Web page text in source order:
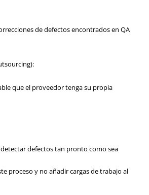
de defectos encontrados en QA
que el proveedor tenga su propia
defectos tan pronto como sea
proceso y no añadir cargas de trabajo al